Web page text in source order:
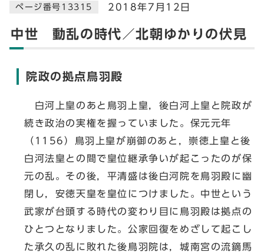
ページ番号13315 2018年7月12日
中世 動乱の時代／北朝ゆかりの伏見
院政の拠点鳥羽殿
白河上皇のあと鳥羽上皇，後白河上皇と院政が
続き政治の実権を握っていました。保元元年
（1156）鳥羽上皇が崩御のあと，崇徳上皇と後
白河法皇との間で皇位継承争いが起こったのが保
元の乱。その後，平清盛は後白河院を鳥羽殿に幽
閉し，安徳天皇を皇位につけました。中世という
武家が台頭する時代の変わり目に鳥羽殿は拠点の
ひとつとなりました。公家回復をめざして起こし
た承久の乱に敗れた後鳥羽院は，城南宮の流鏑馬